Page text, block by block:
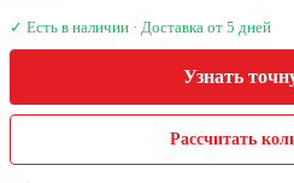
✓ Есть в наличии · Доставка от 5 дней
Узнать
Рассчитать